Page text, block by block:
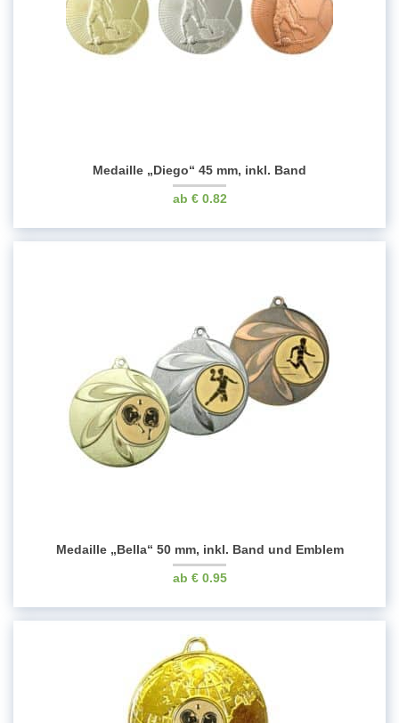
Medaille „Diego“ 45 mm, inkl. Band
€0.82
Medaille „Bella“ 50 mm, inkl. Band und Emblem
€0.95